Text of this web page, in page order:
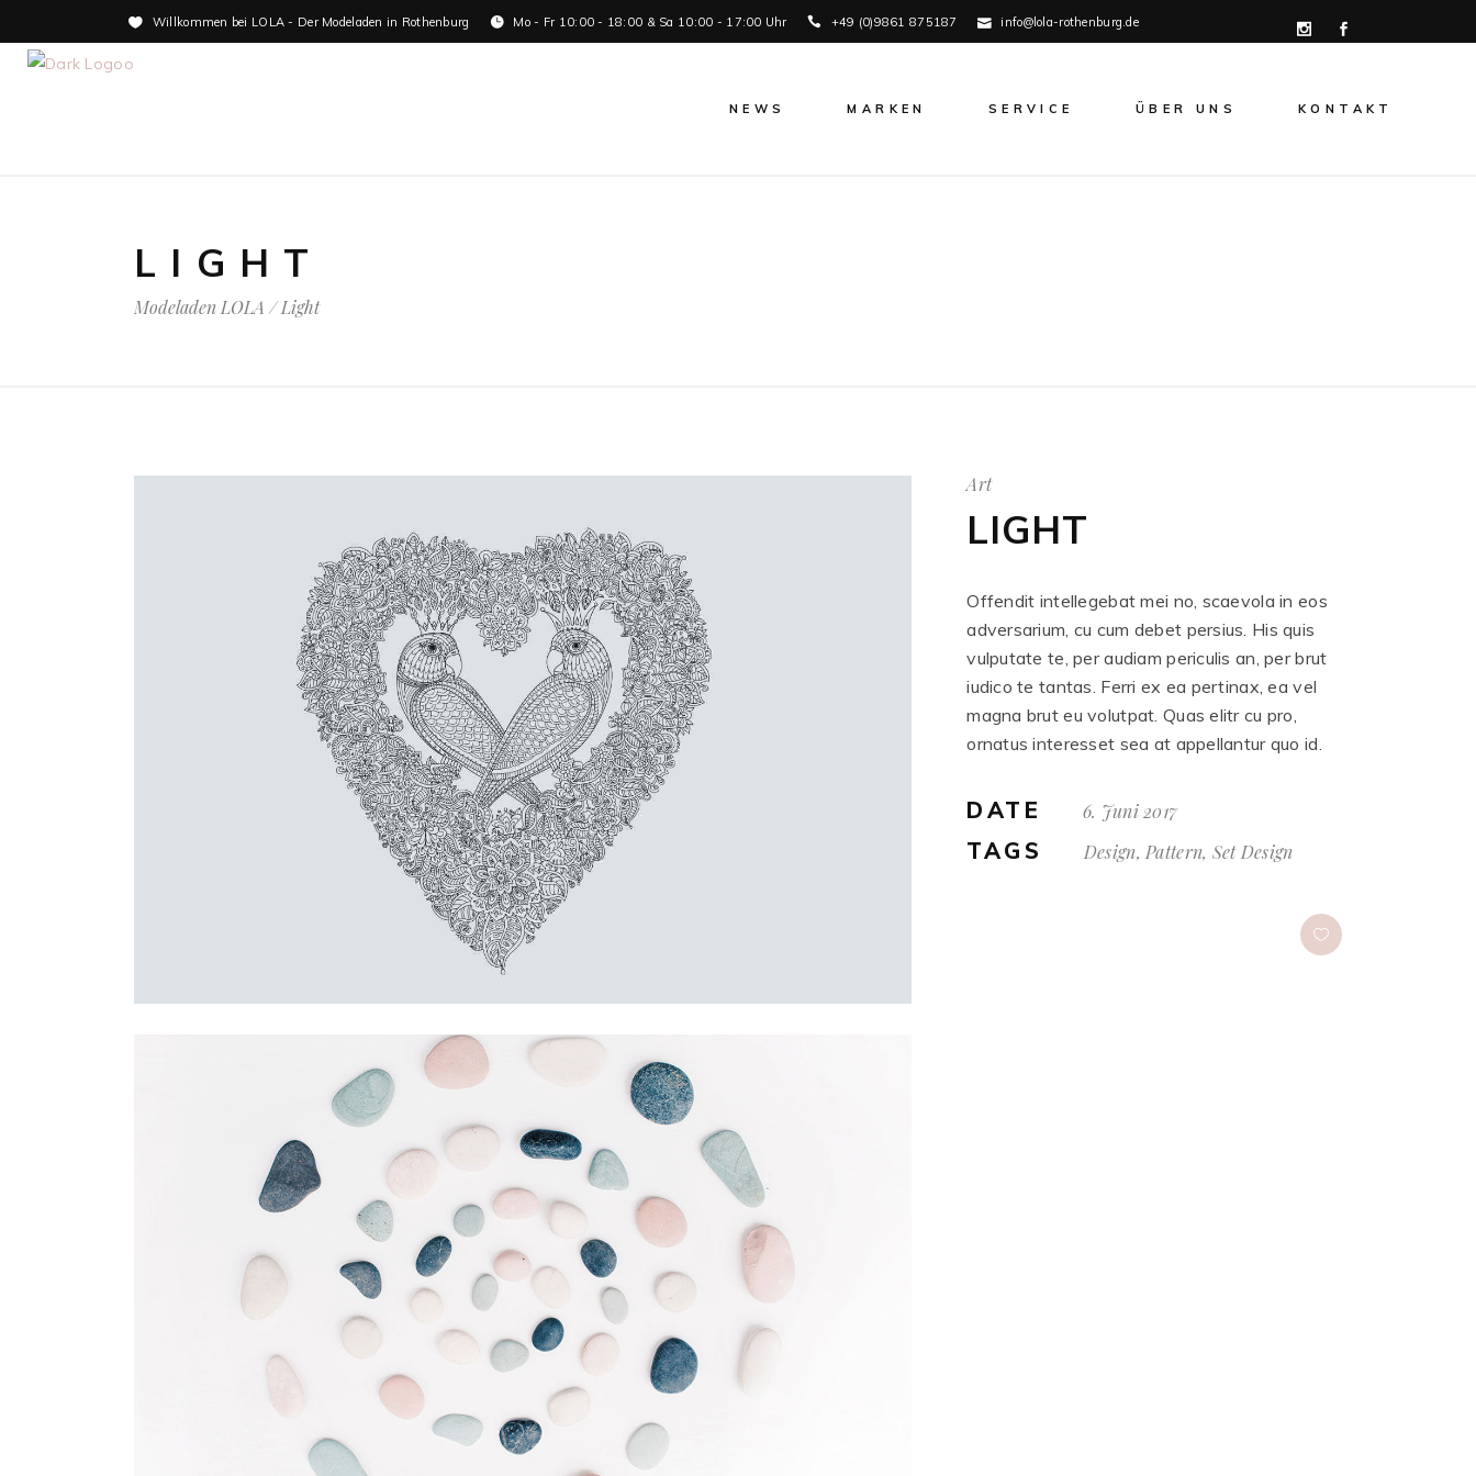
Willkommen bei LOLA - Der Modeladen in Rothenburg Mo - Fr 10:00 - 18:00 & Sa 10:00 - 17:00 Uhr +49 (0)9861 875187 info@lola-rothenburg.de
NEWS MARKEN SERVICE ÜBER UNS KONTAKT
LIGHT
Modeladen LOLA/Light
Art
LIGHT
Offendit intellegebat mei no, scaevola in eos
adversarium, cu cum debet persius. His quis
vulputate te, per audiam periculis an, per brut
iudico te tantas. Ferri ex ea pertinax, ea vel
magna brut eu volutpat. Quas elitr cu pro,
ornatus interesset sea at appellantur quo id.
DATE 6. Juni 2017
TAGS Design, Pattern, Set Design
ÖFFNUNGSZEITEN
Montag – Freitag:
10:00 – 18:00 Uhr
Samstag: